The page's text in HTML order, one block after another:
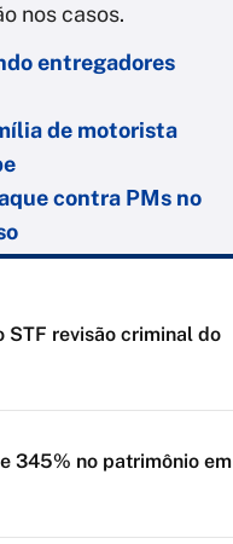
nos casos.
entregadores
de motorista
contra PMs no
STF revisão criminal do
345% no patrimônio em